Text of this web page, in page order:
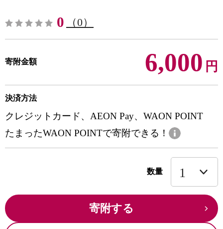
0 （0）
寄附金額 6,000 円
決済方法
クレジットカード、AEON Pay、WAON POINT
たまったWAON POINTで寄附できる！
数量
寄附する